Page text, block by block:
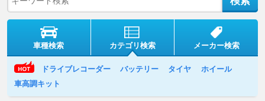
車種検索 カテゴリ検索 メーカー検索
ドライブレコーダー バッテリー タイヤ
ホイール
車高調キット